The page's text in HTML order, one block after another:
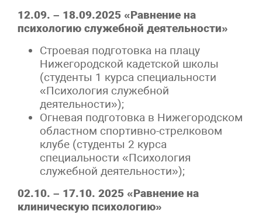
12.09. – 18.09.2025 «Равнение на
психологию служебной деятельности»
Строевая подготовка на плацу
Нижегородской кадетской школы
(студенты 1 курса специальности
«Психология служебной
деятельности»);
Огневая подготовка в Нижегородском
областном спортивно-стрелковом
клубе (студенты 2 курса
специальности «Психология
служебной деятельности»);
02.10. – 17.10. 2025 «Равнение на
клиническую психологию»